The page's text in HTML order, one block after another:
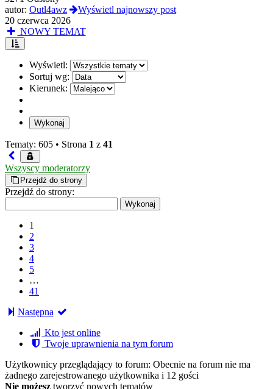
autor: Outl4awz
Wyświetl najnowszy post
20 czerwca 2026
NOWY TEMAT
Wyświetl:
Sortuj wg:
Kierunek:
Tematy: 605 • Strona 1 z 41
Wszyscy moderatorzy
Przejdź do strony
Przejdź do strony:
1
2
3
4
5
…
41
Następna
Kto jest online
Twoje uprawnienia na tym forum
Użytkownicy przeglądający to forum: Obecnie na forum nie ma
żadnego zarejestrowanego użytkownika i 12 gości
Nie możesz tworzyć nowych tematów